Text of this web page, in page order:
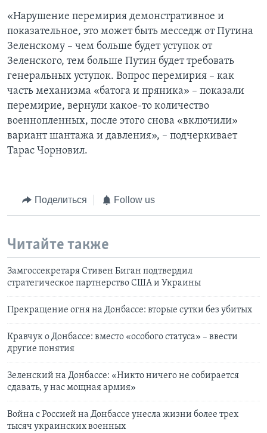
«Нарушение перемирия демонстративное и
показательное, это может быть месседж от Путина
Зеленскому – чем больше будет уступок от
Зеленского, тем больше Путин будет требовать
генеральных уступок. Вопрос перемирия – как
часть механизма «батога и пряника» – показали
перемирие, вернули какое-то количество
военнопленных, после этого снова «включили»
вариант шантажа и давления», – подчеркивает
Тарас Чорновил.
Поделиться Follow us
Читайте также
Замгоссекретаря Стивен Биган подтвердил
стратегическое партнерство США и Украины
Прекращение огня на Донбассе: вторые сутки без убитых
Кравчук о Донбассе: вместо «особого статуса» – ввести
другие понятия
Зеленский на Донбассе: «Никто ничего не собирается
сдавать, у нас мощная армия»
Война с Россией на Донбассе унесла жизни более трех
тысяч украинских военных